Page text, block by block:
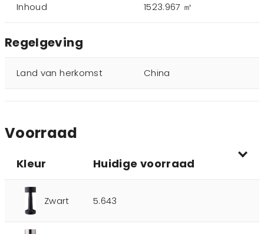
Inhoud 1523.967 ㎥
Regelgeving
Land van herkomst China
Voorraad
Kleur Huidige voorraad
Zwart 5.643